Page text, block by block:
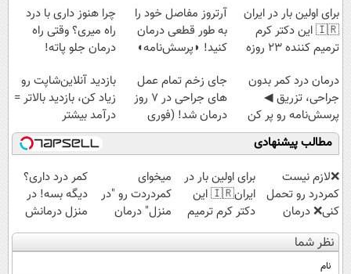
برای اولین بار در ایران
🇮🇷 این دکتر کرم
ترمیم کننده 23 روزه
آرتروز مفاصل خود را
به طور قطعی درمان
کنید! ◗پرسش‌نامه◖
چرا هنوز داری با درد
راه میری؟ وقتی راه
درمان جلو پاته!
درمان درد کمر بدون
جراحی، تزریق ◀
پرسش‌نامه رو پر کن
▶
جای زخم تمام عمل
های جراحی در ۷ روز
درمان شد! (فوری
مشاوره بگیرید)
بازدید آنلاین‌شاپت رو
زیاد کن، بازدید بالاتر =
درآمد بیشتر
مطالب پیشنهادی
❌لازم نیست
کمردرد رو تحمل
کنی❌ درمان
بدون جراحی و
قرص
(پرسشنامه)
برای اولین بار در
ایران🇮🇷 این
دکتر کرم ترمیم
کننده 23 روزه
ساخت!
میخوای
کمردردت رو "در
منزل" درمان
کنی؟ (◂فیلم +
◂پرسش‌نامه)
کمر درد داری؟
دیگه بسه! در
منزل درمانش
کن
(◀پرسش‌نامه)
نظر شما
نام